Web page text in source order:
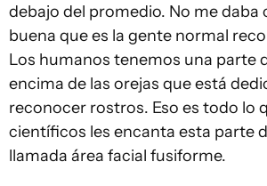
debajo del promedio. No me daba
buena que es la gente normal
Los humanos tenemos una parte
encima de las orejas que está
reconocer rostros. Eso es todo lo
científicos les encanta esta parte
llamada área facial fusiforme.